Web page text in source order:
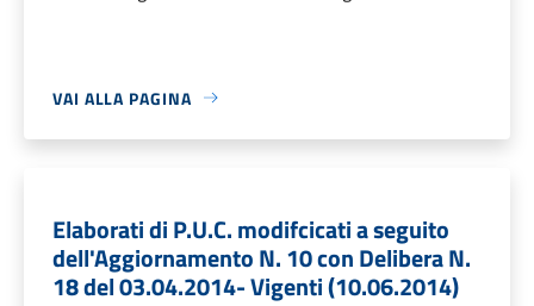
VAI ALLA PAGINA
Elaborati di P.U.C. modifcicati a seguito
dell'Aggiornamento N. 10 con Delibera N.
18 del 03.04.2014- Vigenti (10.06.2014)